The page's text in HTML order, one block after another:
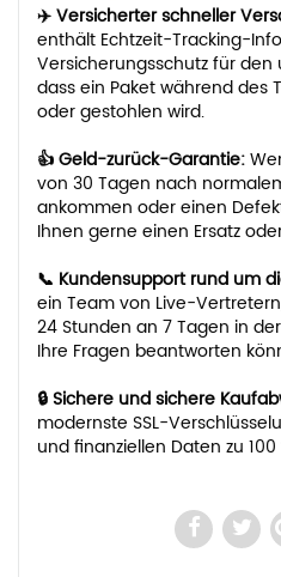
✈️ Versicherter schneller
enthält Echtzeit-Tracking-
Versicherungsschutz für den
dass ein Paket während des
oder gestohlen wird.
👍 Geld-zurück-Garantie:
von 30 Tagen nach
ankommen oder einen
Ihnen gerne einen Ersatz
📞 Kundensupport rund um
ein Team von Live-
24 Stunden an 7 Tagen in
Ihre Fragen beantworten
🔒 Sichere und sichere
modernste SSL-
und finanziellen Daten zu 100